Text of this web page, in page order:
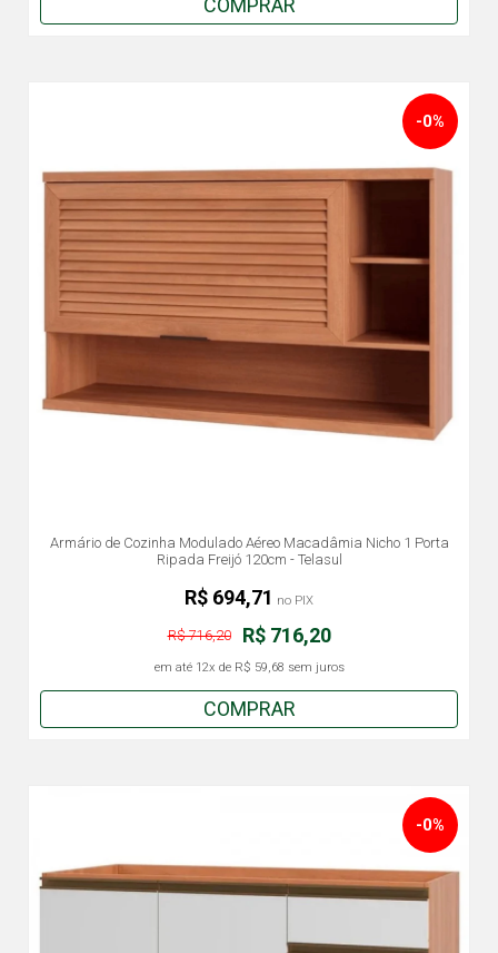
COMPRAR
Armário de Cozinha Modulado Aéreo Macadâmia Nicho 1 Porta
Ripada Freijó 120cm - Telasul
-0%
R$ 716,20
R$ 716,20
em até 12x de R$ 59,68 sem juros
R$ 694,71 no PIX
COMPRAR
-0%